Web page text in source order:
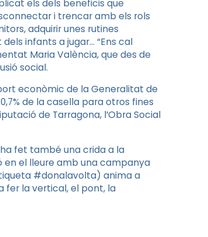
els dels beneficis que
i trencar amb els rols
adquirir unes rutines
infants a jugar… “Ens cal
Maria València, que des de
social.
econòmic de la Generalitat de
de la casella para otros fines
de Tarragona, l’Obra Social
fet també una crida a la
en el lleure amb una campanya
#donalavolta) anima a
fer la vertical, el pont, la